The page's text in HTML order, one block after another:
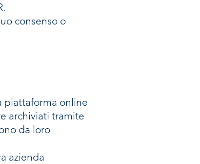
consenso o
piattaforma online
archiviati tramite
da loro
azienda